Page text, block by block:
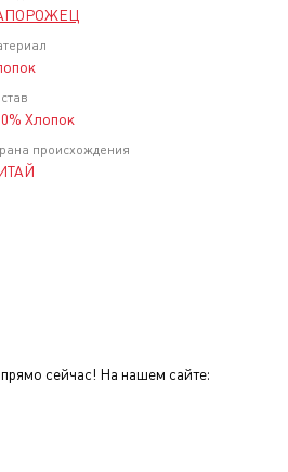
Хлопок
происхождения
сейчас! На нашем сайте: